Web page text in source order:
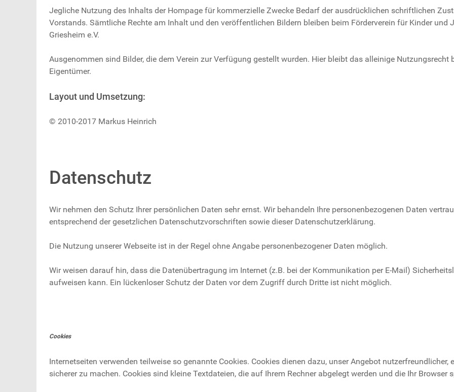
Jegliche Nutzung des Inhalts der Hompage für kommerzielle Zwecke Bedarf der ausdrücklichen schriftlichen
Vorstands. Sämtliche Rechte am Inhalt und den veröffentlichen Bildern bleiben beim Förderverein für Kinder und
Griesheim e.V.
Ausgenommen sind Bilder, die dem Verein zur Verfügung gestellt wurden. Hier bleibt das alleinige Nutzungsrecht
Eigentümer.
Layout und Umsetzung:
© 2010-2017 Markus Heinrich
Datenschutz
Wir nehmen den Schutz Ihrer persönlichen Daten sehr ernst. Wir behandeln Ihre personenbezogenen Daten
entsprechend der gesetzlichen Datenschutzvorschriften sowie dieser Datenschutzerklärung.
Die Nutzung unserer Webseite ist in der Regel ohne Angabe personenbezogener Daten möglich.
Wir weisen darauf hin, dass die Datenübertragung im Internet (z.B. bei der Kommunikation per E-Mail)
aufweisen kann. Ein lückenloser Schutz der Daten vor dem Zugriff durch Dritte ist nicht möglich.
Cookies
Internetseiten verwenden teilweise so genannte Cookies. Cookies dienen dazu, unser Angebot nutzerfreundlicher,
sicherer zu machen. Cookies sind kleine Textdateien, die auf Ihrem Rechner abgelegt werden und die Ihr Browser